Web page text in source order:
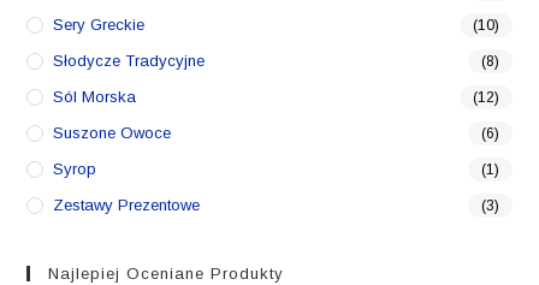
Sery Greckie (10)
Słodycze Tradycyjne (8)
Sól Morska (12)
Suszone Owoce (6)
Syrop (1)
Zestawy Prezentowe (3)
Najlepiej Oceniane Produkty